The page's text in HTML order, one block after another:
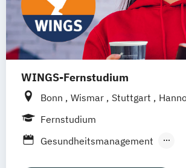
WINGS-Fernstudium
Bonn Wismar Stuttgart
Leipzig
Frankfurt am Main
Dortmund Nürnberg
Fernstudium
Gesundheitsmanagement